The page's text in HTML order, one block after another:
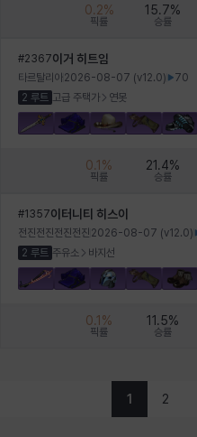
0.2%
픽률
15.7%
승률
#2367이거 히트임
타르탈리아2026-08-07 (v12.0)
70
2 루트 고급 주택가 연못
0.1 %
픽률
21.4%
승률
#1357이터니티 히스이
전진전진전진전진 2026-08-07 (v12.0)
2 루트 주유소 바지선
0.1 %
픽률
11.5%
승률
1 2